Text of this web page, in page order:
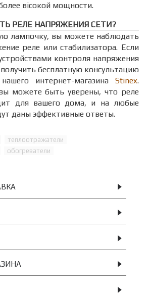
вісокой мощности.
РЕЛЕ НАПРЯЖЕНИЯ СЕТИ?
лампочку, вы можете наблюдать
реле или стабилизатора. Если
контроля напряжения
бесплатную консультацию
интернет-магазина Stinex.
можете быть уверены, что реле
для вашего дома, и на любые
даны эффективные ответы.
теплоотражатели
обогреватели